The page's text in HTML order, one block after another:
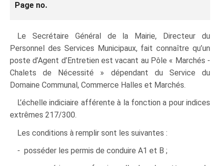
Page no.
Le Secrétaire Général de la Mairie, Directeur du
Personnel des Services Municipaux, fait connaître qu’un
poste d’Agent d’Entretien est vacant au Pôle « Marchés -
Chalets de Nécessité » dépendant du Service du
Domaine Communal, Commerce Halles et Marchés.
L’échelle indiciaire afférente à la fonction a pour indices
extrêmes 217/300.
Les conditions à remplir sont les suivantes :
- posséder les permis de conduire A1 et B ;